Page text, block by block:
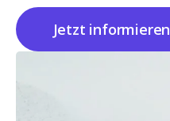
Jetzt informieren